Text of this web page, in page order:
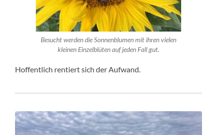
Besucht werden die Sonnenblumen mit ihren vielen
kleinen Einzelblüten auf jeden Fall gut.
Hoffentlich rentiert sich der Aufwand.